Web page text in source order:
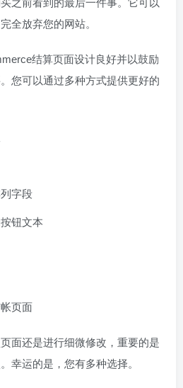
之前看到的最后一件事。它可以
全放弃您的网站。
结算页面设计良好并以鼓励
您可以通过多种方式提供更好的
字段
钮文本
页面
面还是进行细微修改，重要的是
幸运的是，您有多种选择。